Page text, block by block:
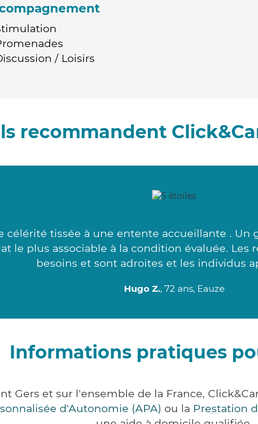
/ Loisirs
recommandent
célérité tissée à une entente accueillante . Un
le plus associable à la condition évaluée. Les
besoins et sont adroites et les individus
Hugo Z., 72 ans, Eauze
Informations pratiques
Gers et sur l'ensemble de la France,
d'Autonomie (APA) ou la Prestation